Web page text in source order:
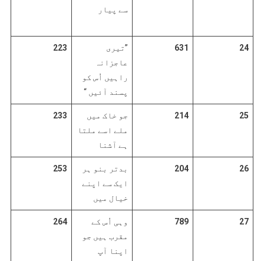
سے پیار
24
631
”تیری
عاجزانہ
راہیں اُس کو
پسند آئیں “
223
25
214
جو خاک میں
ملے اسے ملتا
ہے آشنا
233
26
204
بدتر بنو ہر
ایک سے اپنے
خیال میں
253
27
789
وہی اُس کے
مقرب ہیں جو
اپنا آپ
264